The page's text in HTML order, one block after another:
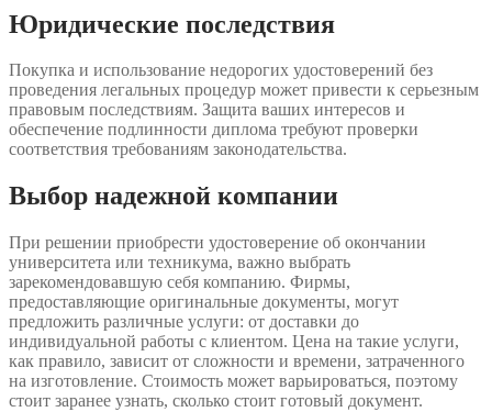
Юридические последствия
Покупка и использование недорогих удостоверений без
проведения легальных процедур может привести к серьезным
правовым последствиям. Защита ваших интересов и
обеспечение подлинности диплома требуют проверки
соответствия требованиям законодательства.
Выбор надежной компании
При решении приобрести удостоверение об окончании
университета или техникума, важно выбрать
зарекомендовавшую себя компанию. Фирмы,
предоставляющие оригинальные документы, могут
предложить различные услуги: от доставки до
индивидуальной работы с клиентом. Цена на такие услуги,
как правило, зависит от сложности и времени, затраченного
на изготовление. Стоимость может варьироваться, поэтому
стоит заранее узнать, сколько стоит готовый документ.